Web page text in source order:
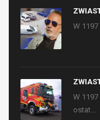
W 1197
W
ostat...